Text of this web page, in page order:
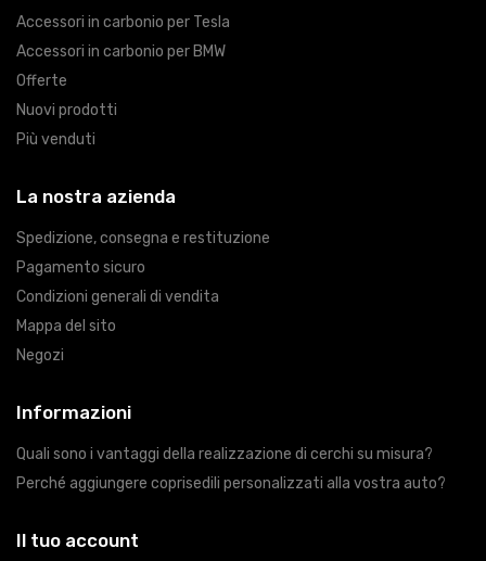
Accessori in carbonio per Tesla
Accessori in carbonio per BMW
Offerte
Nuovi prodotti
Più venduti
La nostra azienda
Spedizione, consegna e restituzione
Pagamento sicuro
Condizioni generali di vendita
Mappa del sito
Negozi
Informazioni
Quali sono i vantaggi della realizzazione di cerchi su misura?
Perché aggiungere coprisedili personalizzati alla vostra auto?
Il tuo account